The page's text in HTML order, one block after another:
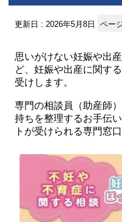
更新日 : 2026年5月8日 ペー
思いがけない妊娠や出
ど、妊娠や出産に関す
受けします。
専門の相談員（助産師
持ちを整理するお手伝
トが受けられる専門窓